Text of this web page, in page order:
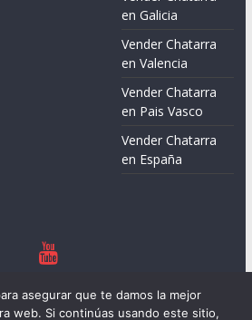
en Galicia
Vender Chatarra
en Valencia
Vender Chatarra
en Pais Vasco
Vender Chatarra
en España
reservados.
asegurar que te damos la mejor
web. Si continúas usando este sitio,